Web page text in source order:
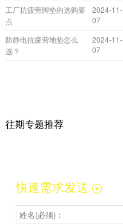
工厂抗疲劳脚垫的选购要
点
2024-11-
07
防静电抗疲劳地垫怎么
选？
2024-11-
07
往期专题推荐
快速需求发送